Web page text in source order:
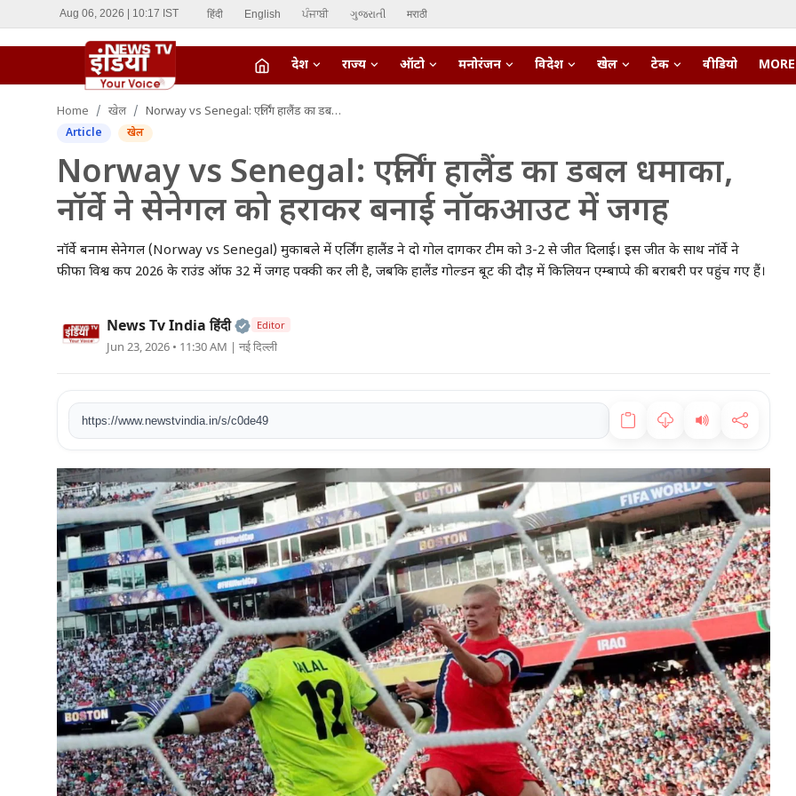
Aug 06, 2026 | 10:17 IST हिंदी English ਪੰਜਾਬੀ ગુજરાતી मराठी
देश राज्य ऑटो मनोरंजन विदेश खेल टेक वीडियो MORE
LIVE TV
लाइफस्टाइल
Home खेल Norway vs Senegal: एर्लिंग हालैंड का डबल धमाका, नॉर्वे ने सेनेगल को हराकर बनाई नॉकआउट में जगह
Article खेल
Norway vs Senegal: एर्लिंग हालैंड का डबल धमाका,
नॉर्वे ने सेनेगल को हराकर बनाई नॉकआउट में जगह
नॉर्वे बनाम सेनेगल (Norway vs Senegal) मुकाबले में एर्लिंग हालैंड ने दो गोल दागकर टीम को 3-2 से जीत दिलाई। इस जीत के साथ नॉर्वे ने
फीफा विश्व कप 2026 के राउंड ऑफ 32 में जगह पक्की कर ली है, जबकि हालैंड गोल्डन बूट की दौड़ में किलियन एम्बाप्पे की बराबरी पर पहुंच गए हैं।
News Tv India हिंदी Official | Verified Expert • 27 Mar, 2026
Editor
Jun 23, 2026 • 11:30 AM | नई दिल्ली
https://www.newstvindia.in/s/c0de49